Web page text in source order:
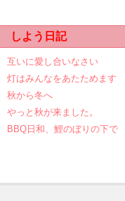
しよう日記
互いに愛し合いなさい
灯はみんなをあたためます
秋から冬へ
やっと秋が来ました。
BBQ日和、鯉のぼりの下で